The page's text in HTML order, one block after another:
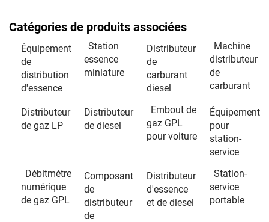
Catégories de produits associées
Équipement
de
distribution
d'essence
Station
essence
miniature
Distributeur
de
carburant
diesel
Machine
distributeur
de
carburant
Distributeur
de gaz LP
Distributeur
de diesel
Embout de
gaz GPL
pour voiture
Équipement
pour
station-
service
Débitmètre
numérique
de gaz GPL
Composant
de
distributeur
de
Distributeur
d'essence
et de diesel
Station-
service
portable